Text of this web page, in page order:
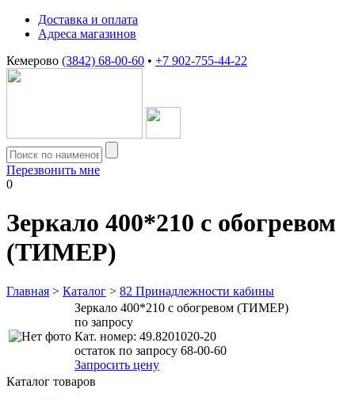
Доставка и оплата
Адреса магазинов
Кемерово (3842) 68-00-60 • +7 902-755-44-22
Перезвонить мне
0
Зеркало 400*210 с обогревом
(ТИМЕР)
Главная > Каталог > 82 Принадлежности кабины
Зеркало 400*210 с обогревом (ТИМЕР)
по запросу
Кат. номер: 49.8201020-20
остаток по запросу 68-00-60
Запросить цену
Каталог товаров